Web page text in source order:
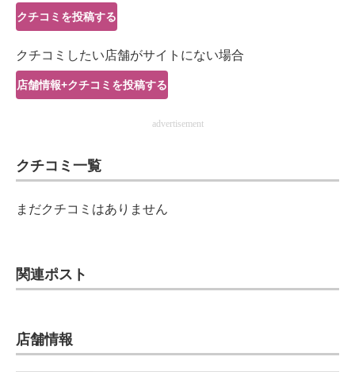
IT製品の技術・比較・事例
製造業のIT導入・活用を支援
エレクトロニクス専門サイト
電子設計の基本と応用
ちょっと気になるネットの話題
クチコミを投稿する
クチコミしたい店舗がサイトにない場合
店舗情報+クチコミを投稿する
advertisement
クチコミ一覧
まだクチコミはありません
関連ポスト
店舗情報